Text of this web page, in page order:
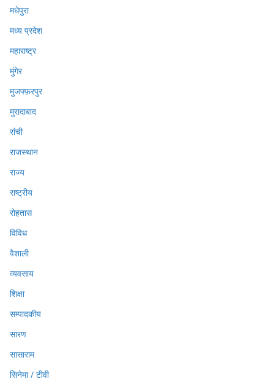
मधेपुरा
मध्य प्रदेश
महाराष्ट्र
मुंगेर
मुजफ्फ़रपुर
मुरादाबाद
रांची
राजस्थान
राज्य
राष्ट्रीय
रोहतास
विविध
वैशाली
व्यवसाय
शिक्षा
सम्पादकीय
सारण
सासाराम
सिनेमा / टीवी